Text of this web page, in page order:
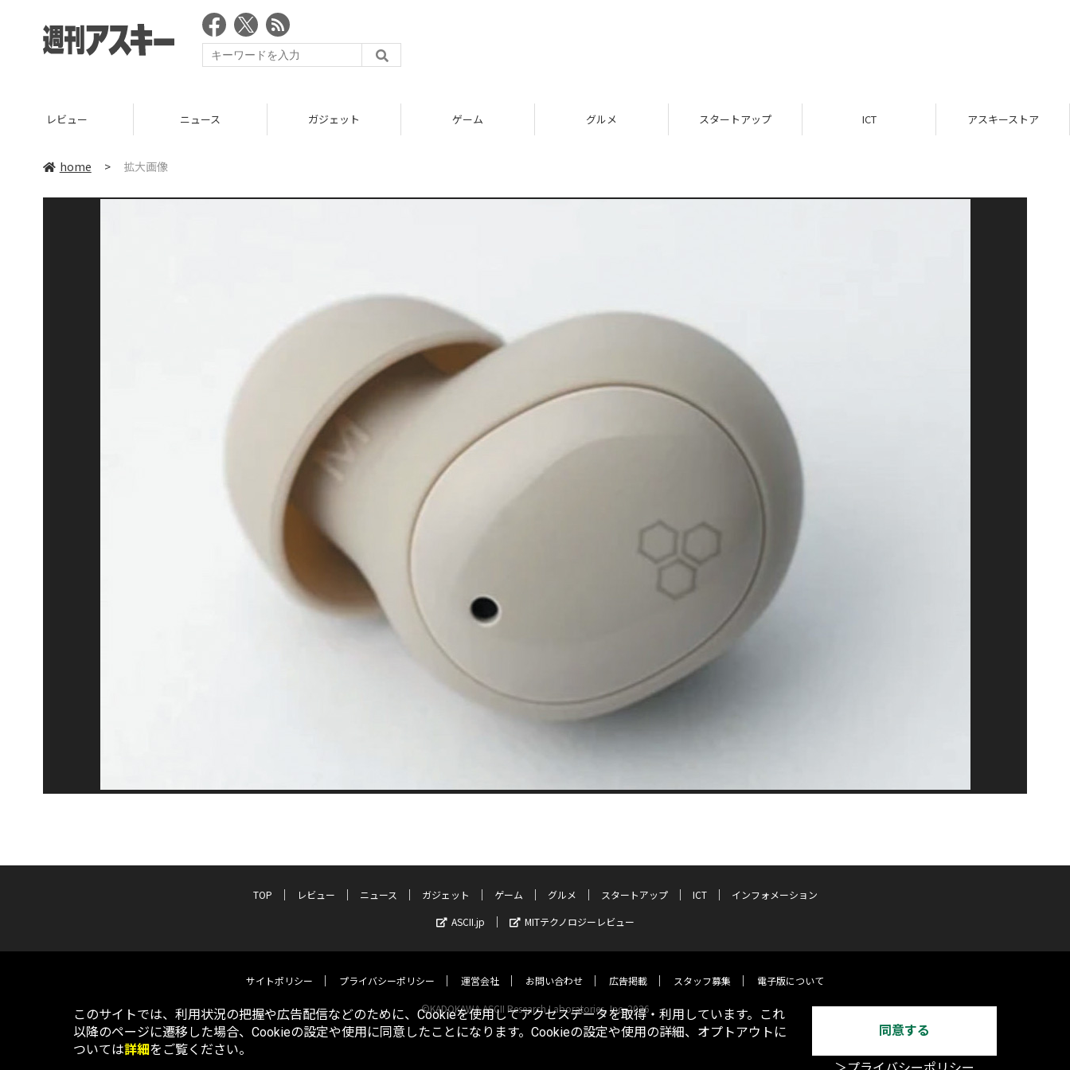
レビュー ニュース ガジェット ゲーム グルメ スタートアップ ICT アスキーストア
home > 拡大画像
TOP レビュー ニュース ガジェット ゲーム グルメ スタートアップ ICT
インフォメーション
ASCII.jp
MITテクノロジーレビュー
サイトポリシー プライバシーポリシー 運営会社 お問い合わせ 広告掲載 スタッフ募集 電子版について
©KADOKAWA ASCII Research Laboratories, Inc. 2026
このサイトでは、利用状況の把握や広告配信などのために、Cookieを使用してアクセスデータを取得・利用しています。これ
以降のページに遷移した場合、Cookieの設定や使用に同意したことになります。Cookieの設定や使用の詳細、オプトアウトに
ついては詳細をご覧ください。
同意する